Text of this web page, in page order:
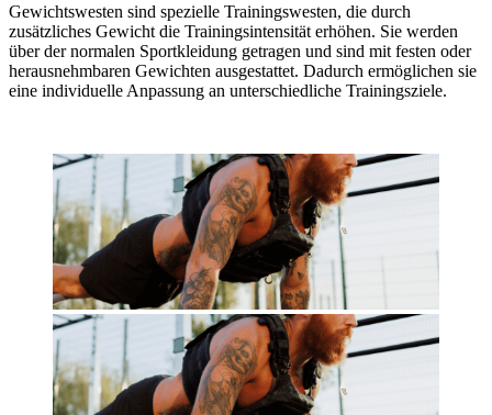
Gewichtswesten sind spezielle Trainingswesten, die durch
zusätzliches Gewicht die Trainingsintensität erhöhen. Sie werden
über der normalen Sportkleidung getragen und sind mit festen oder
herausnehmbaren Gewichten ausgestattet. Dadurch ermöglichen sie
eine individuelle Anpassung an unterschiedliche Trainingsziele.